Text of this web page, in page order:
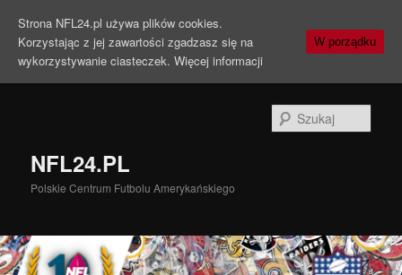
NFL24.PL
Polskie Centrum Futbolu Amerykańskiego
Strona NFL24.pl używa plików cookies.
Korzystając z jej zawartości zgadzasz się na
wykorzystywanie ciasteczek. Więcej informacji
W porządku